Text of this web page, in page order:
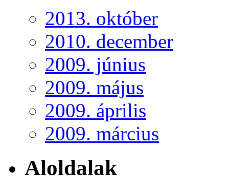
2013. október
2010. december
2009. június
2009. május
2009. április
2009. március
Aloldalak